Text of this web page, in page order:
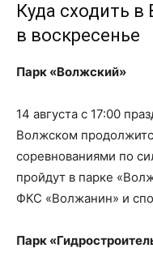
Куда сходить
в воскресенье
Парк «Волжский»
14 августа с 17:00
Волжском
соревнованиями по
пройдут в парке
ФКС «Волжанин» и
Парк